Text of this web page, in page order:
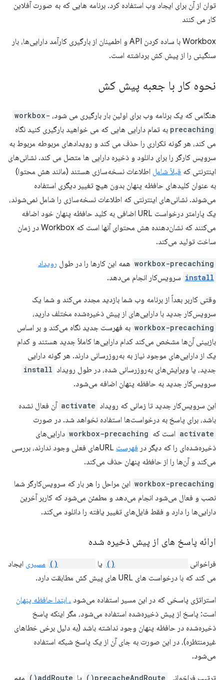
توان از آن برای ایجاد وب استفاده کرد. برنامه هایی که به صورت آفلاین
کار می کنند
Workbox با ساده کردن API و اطمینان از بارگیری کارآمد دارایی‌ها، بار
سنگینی را از پیش کش برداشته است.
نحوه کار با جعبه پیش کش
هنگامی که یک برنامه وب برای اولین بار بارگیری می شود، workbox-
precaching به تمام دارایی هایی که می خواهید بارگیری کنید نگاه
می کند، هر گونه تکراری را حذف می کند و رویدادهای مربوطه مربوط به
سرویس کارگر را برای دانلود و ذخیره دارایی ها متصل می کند. نشانی‌های
اینترنتی که قبلاً شامل اطلاعات نسخه‌سازی هستند (مانند هش محتوا)
به عنوان کلیدهای حافظه پنهان بدون هیچ تغییر دیگری استفاده
می‌شوند. نشانی‌های اینترنتی که اطلاعات نسخه‌سازی را شامل نمی‌شوند،
یک پارامتر درخواست URL اضافی به کلید حافظه پنهان خود اضافه
می‌کنند که نشان‌دهنده هش محتوای آنها است که Workbox در زمان
ساخت تولید می‌کند.
workbox-precaching همه این کارها را در طول رویداد
install سرویس‌کار انجام می‌دهد.
وقتی کاربر بعداً از برنامه وب شما بازدید مجدد می‌کند و شما یک
سرویس‌کار جدید با دارایی‌های از پیش ذخیره‌شده مختلف دارید،
workbox-precaching به فهرست جدید نگاه می‌کند و بر اساس
بازبینی آن‌ها مشخص می‌کند کدام دارایی‌ها کاملاً جدید هستند و کدام
یک از دارایی‌های موجود نیاز به به‌روزرسانی دارند. هر گونه دارایی
جدید، یا ویرایش‌های به‌روزرسانی شده، در طول رویداد install
سرویس‌کار جدید به حافظه پنهان اضافه می‌شود.
این سرویس‌کار جدید تا زمانی که رویداد activate آن فعال نشده
باشد، برای پاسخ به درخواست‌ها استفاده نخواهد شد. در صورت
activate است که workbox-precaching دارایی‌های
ذخیره‌شده‌ای را که دیگر در فهرست
URLهای فعلی وجود ندارند، بررسی
می‌کند و آن‌ها را از حافظه پنهان حذف می‌کند.
workbox-precaching این مراحل را هر بار که سرویس‌کارگر شما
نصب و فعال می‌شود انجام می‌دهد و مطمئن می‌شود که کاربر آخرین
دارایی‌ها را دارد و فقط فایل‌های تغییر یافته را دانلود می‌کند.
ارائه پاسخ های از پیش ذخیره شده
فراخوانی یا مسیری ایجاد
می کند که با درخواست های URL های پیش کش مطابقت دارد.
استراتژی پاسخی که در این مسیر استفاده می‌شود ، ابتدا حافظه پنهان
است: پاسخ از پیش ذخیره‌شده استفاده می‌شود، مگر اینکه پاسخ
ذخیره‌شده در حافظه پنهان وجود نداشته باشد (به دلیل برخی خطاهای
غیرمنتظره)، در این صورت به جای آن از یک پاسخ شبکه استفاده
می‌شود.
ترتیب فراخوانی precacheAndRoute() یا addRoute()
مهم